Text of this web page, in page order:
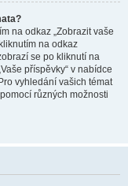
na odkaz „Zobrazit vaše
na odkaz
se po kliknutí na
příspěvky“ v nabídce
vyhledání vašich témat
různých možnosti